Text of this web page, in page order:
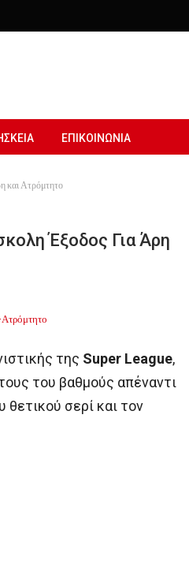
ΕΠΙΚΟΙΝΩΝΙΑ
και Ατρόμτητο
Έξοδος Για Άρη
της Super League,
του βαθμούς απέναντι
σερί και τον